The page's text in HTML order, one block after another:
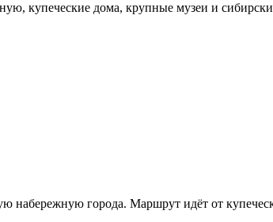
купеческие дома, крупные музеи и
набережную города. Маршрут идёт от